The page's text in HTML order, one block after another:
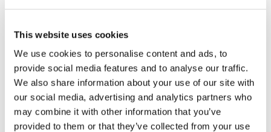
This website uses cookies
We use cookies to personalise content and ads, to
provide social media features and to analyse our traffic.
We also share information about your use of our site with
our social media, advertising and analytics partners who
may combine it with other information that you’ve
provided to them or that they’ve collected from your use
ストリートファイター6 バラエティダイカットステッカー